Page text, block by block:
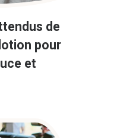
de
pour
et